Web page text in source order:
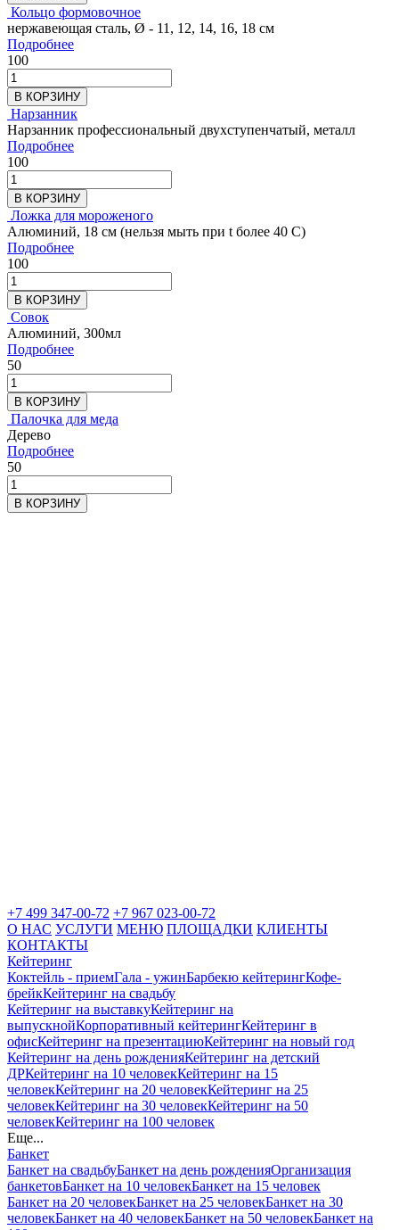
Кольцо формовочное
нержавеющая сталь, Ø - 11, 12, 14, 16, 18 см
Подробнее
100
В КОРЗИНУ
Нарзанник
Нарзанник профессиональный двухступенчатый, металл
Подробнее
100
В КОРЗИНУ
Ложка для мороженого
Алюминий, 18 см (нельзя мыть при t более 40 С)
Подробнее
100
В КОРЗИНУ
Совок
Алюминий, 300мл
Подробнее
50
В КОРЗИНУ
Палочка для меда
Дерево
Подробнее
50
В КОРЗИНУ
+7 499 347-00-72 +7 967 023-00-72
О НАС УСЛУГИ МЕНЮ ПЛОЩАДКИ КЛИЕНТЫ
КОНТАКТЫ
Кейтеринг
Коктейль - приемГала - ужинБарбекю кейтерингКофе-
брейкКейтеринг на свадьбу
Кейтеринг на выставкуКейтеринг на
выпускнойКорпоративный кейтерингКейтеринг в
офисКейтеринг на презентациюКейтеринг на новый год
Кейтеринг на день рожденияКейтеринг на детский
ДРКейтеринг на 10 человекКейтеринг на 15
человекКейтеринг на 20 человекКейтеринг на 25
человекКейтеринг на 30 человекКейтеринг на 50
человекКейтеринг на 100 человек
Еще...
Банкет
Банкет на свадьбуБанкет на день рожденияОрганизация
банкетовБанкет на 10 человекБанкет на 15 человек
Банкет на 20 человекБанкет на 25 человекБанкет на 30
человекБанкет на 40 человекБанкет на 50 человекБанкет на